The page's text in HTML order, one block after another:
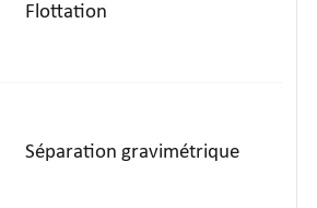
Flottation
Séparation gravimétrique